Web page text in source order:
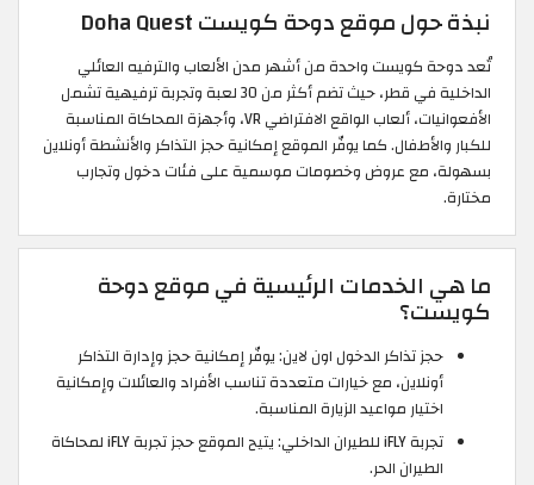
نبذة حول موقع دوحة كويست Doha Quest
تُعد دوحة كويست واحدة من أشهر مدن الألعاب والترفيه العائلي
الداخلية في قطر، حيث تضم أكثر من 30 لعبة وتجربة ترفيهية تشمل
الأفعوانيات، ألعاب الواقع الافتراضي VR، وأجهزة المحاكاة المناسبة
للكبار والأطفال. كما يوفّر الموقع إمكانية حجز التذاكر والأنشطة أونلاين
بسهولة، مع عروض وخصومات موسمية على فئات دخول وتجارب
مختارة.
ما هي الخدمات الرئيسية في موقع دوحة
كويست؟
حجز تذاكر الدخول اون لاين: يوفّر إمكانية حجز وإدارة التذاكر
أونلاين، مع خيارات متعددة تناسب الأفراد والعائلات وإمكانية
اختيار مواعيد الزيارة المناسبة.
تجربة iFLY للطيران الداخلي: يتيح الموقع حجز تجربة iFLY لمحاكاة
الطيران الحر.